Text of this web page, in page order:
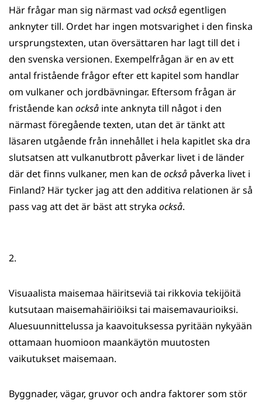
Här frågar man sig närmast vad ocksåegentligen
anknyter till. Ordet har ingen motsvarighet i den finska
ursprungstexten, utan översättaren har lagt till det i
den svenska versionen. Exempelfrågan är en av ett
antal fristående frågor efter ett kapitel som handlar
om vulkaner och jordbävningar. Eftersom frågan är
fristående kan också inte anknyta till något i den
närmast föregående texten, utan det är tänkt att
läsaren utgående från innehållet i hela kapitlet ska dra
slutsatsen att vulkanutbrott påverkar livet i de länder
där det finns vulkaner, men kan deockså påverka livet i
Finland? Här tycker jag att den additiva relationen är så
pass vag att det är bäst att stryka också.
2.
Visuaalista maisemaa häiritseviä tai rikkovia tekijöitä
kutsutaan maisemahäiriöiksi tai maisemavaurioiksi.
Aluesuunnittelussa ja kaavoituksessa pyritään nykyään
ottamaan huomioon maankäytön muutosten
vaikutukset maisemaan.
Byggnader, vägar, gruvor och andra faktorer som stör